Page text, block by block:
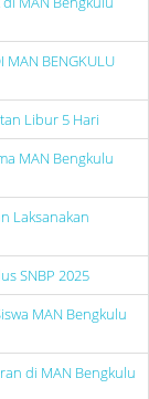
MAN BENGKULU
Libur 5 Hari
MAN Bengkulu
Laksanakan
SNBP 2025
MAN Bengkulu
di MAN Bengkulu